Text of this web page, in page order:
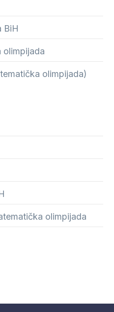
BiH
olimpijada
olimpijada)
olimpijada